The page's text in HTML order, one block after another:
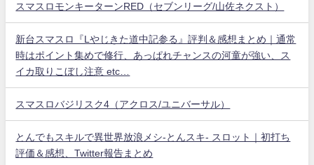
スマスロモンキーターンRED（セブンリーグ/山佐ネクスト）
新台スマスロ『Lやじきた道中記参る』評判＆感想まとめ｜通常
時はポイント集めで修行、あっぱれチャンスの河童が強い、ス
イカ取りこぼし注意 etc…
スマスロバジリスク4（アクロス/ユニバーサル）
とんでもスキルで異世界放浪メシ-とんスキ- スロット｜初打ち
評価＆感想、Twitter報告まとめ